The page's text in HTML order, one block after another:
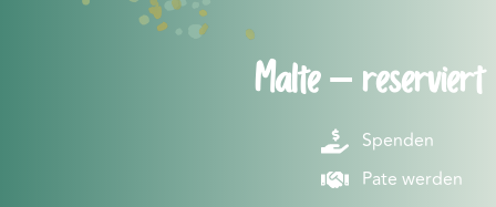
Malte – reserviert
Spenden
Pate werden